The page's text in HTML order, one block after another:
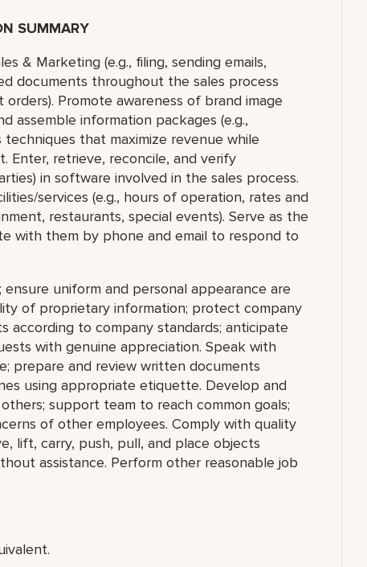
SUMMARY
& Marketing (e.g., filing, sending emails,
documents throughout the sales process
Promote awareness of brand image
assemble information packages (e.g.,
that maximize revenue while
Enter, retrieve, reconcile, and verify
in software involved in the sales process.
services (e.g., hours of operation, rates and
restaurants, special events). Serve as the
with them by phone and email to respond to
uniform and personal appearance are
of proprietary information; protect company
according to company standards; anticipate
with genuine appreciation. Speak with
prepare and review written documents
using appropriate etiquette. Develop and
support team to reach common goals;
of other employees. Comply with quality
lift, carry, push, pull, and place objects
assistance. Perform other reasonable job